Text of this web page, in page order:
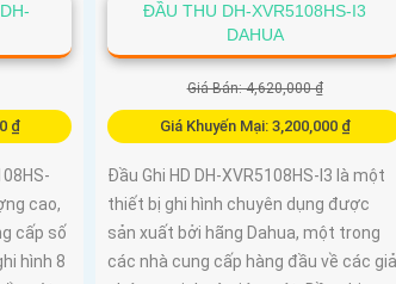
₫
cao,
cấp số
hình 8
ĐẦU THU DH-XVR5108HS-I3
DAHUA
Giá Bán: 4,620,000 ₫
Giá Khuyến Mại: 3,200,000 ₫
Đầu Ghi HD DH-XVR5108HS-I3 là một
thiết bị ghi hình chuyên dụng được
sản xuất bởi hãng Dahua, một trong
các nhà cung cấp hàng đầu về các